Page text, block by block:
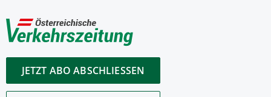
JETZT ABO ABSCHLIESSEN